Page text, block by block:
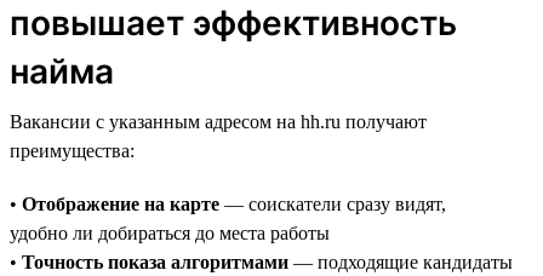
повышает эффективность
найма
Вакансии с указанным адресом на hh.ru получают
преимущества:
• Отображение на карте — соискатели сразу видят,
удобно ли добираться до места работы
• Точность показа алгоритмами — подходящие кандидаты